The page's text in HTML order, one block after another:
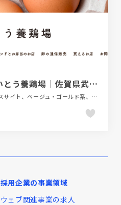
こだわりたまご通販 いとう養鶏場｜佐賀県武雄市の伊東養鶏場
ナチュラル、ブランド・サービスサイト、ベージュ・ゴールド系、ホワイト系、ポップ、大きめ写真、飲料・食品
採用企業の事業領域
ウェブ関連事業の求人